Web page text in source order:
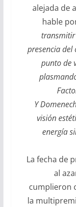
alejada de
hable
presencia del
punto de
Y
visión
energía
La fecha de
al
cumplieron
la